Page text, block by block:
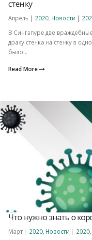
стенку
Апрель | 2020 Новости |
В Сингапуре две
драку стенка на стенку в
было...
Read More
Что нужно знать о
Март | 2020 Новости | 2020